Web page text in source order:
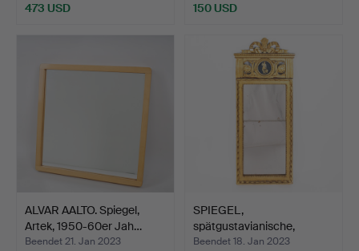
473 USD 150 USD
ALVAR AALTO. Spiegel,
Artek, 1950-60er Jah…
Beendet 21. Jan 2023
SPIEGEL,
spätgustavianische,
vergoldet und…
Beendet 18. Jan 2023